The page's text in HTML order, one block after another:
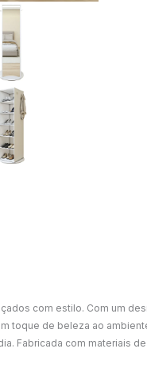
com estilo. Com um
de beleza ao
Fabricada com materiais